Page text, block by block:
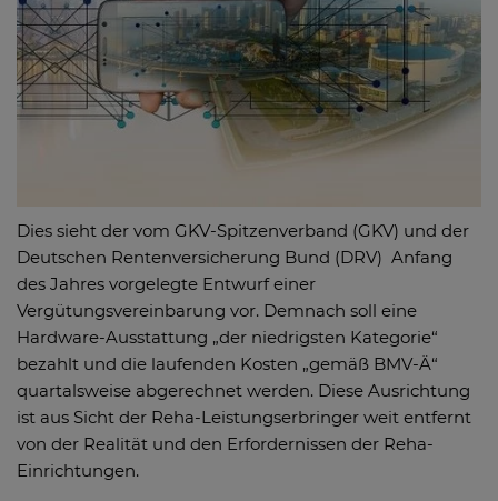
Dies sieht der vom GKV-Spitzenverband (GKV) und der
Deutschen Rentenversicherung Bund (DRV) Anfang
des Jahres vorgelegte Entwurf einer
Vergütungsvereinbarung vor. Demnach soll eine
Hardware-Ausstattung „der niedrigsten Kategorie“
bezahlt und die laufenden Kosten „gemäß BMV-Ä“
quartalsweise abgerechnet werden. Diese Ausrichtung
ist aus Sicht der Reha-Leistungserbringer weit entfernt
von der Realität und den Erfordernissen der Reha-
Einrichtungen.